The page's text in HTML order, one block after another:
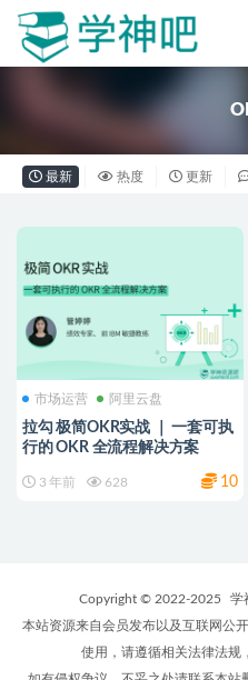
最新 热度 更新
市场运营 阿里云盘
拉勾 极简OKR实战 ｜ 一套可执
行的 OKR 全流程解决方案
3 年前 628 10
Copyright © 2022-2025 学
本站资源来自会员发布以及互联网公
使用，请遵循相关法律法规